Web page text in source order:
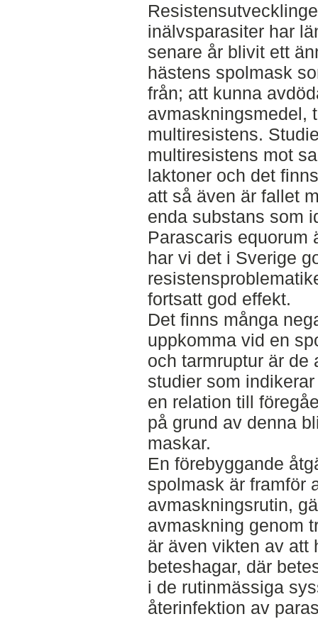
inälvsparasiter har
senare år blivit ett
hästens spolmask
från; att kunna
avmaskningsmedel,
multiresistens.
multiresistens mot
laktoner och det
att så även är fallet
enda substans som
Parascaris equorum
har vi det i Sverige
fortsatt god effekt.
Det finns många
uppkomma vid en
och tarmruptur är de
studier som
en relation till
på grund av denna
maskar.
En förebyggande
spolmask är framför
avmaskningsrutin,
avmaskning genom
är även vikten av att
beteshagar, där
i de rutinmässiga
återinfektion av